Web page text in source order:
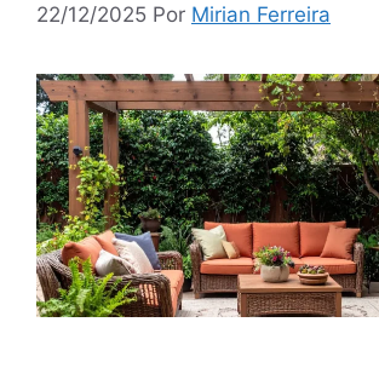
22/12/2025 Por Mirian Ferreira